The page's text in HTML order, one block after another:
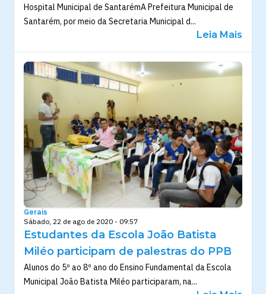
Hospital Municipal de SantarémA Prefeitura Municipal de
Santarém, por meio da Secretaria Municipal d...
Leia Mais
Gerais
Sábado, 22 de ago de 2020 - 09:57
Estudantes da Escola João Batista
Miléo participam de palestras do PPB
Alunos do 5º ao 8º ano do Ensino Fundamental da Escola
Municipal João Batista Miléo participaram, na...